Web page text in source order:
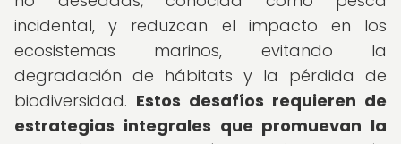
incidental, y reduzcan el impacto en los
ecosistemas marinos, evitando la
degradación de hábitats y la pérdida de
biodiversidad. Estos desafíos requieren de
estrategias integrales que promuevan la